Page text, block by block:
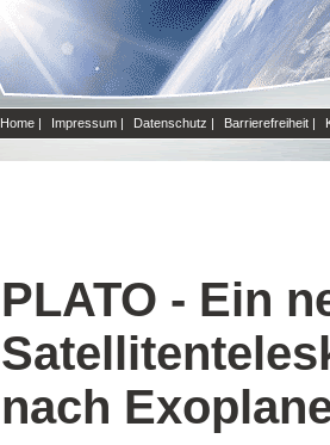
Home | Impressum | Datenschutz | Barrierefreiheit |
PLATO - Ein
nach